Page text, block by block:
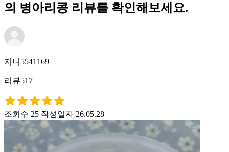
의 병아리콩 리뷰를 확인해보세요.
지니5541169
리뷰517
조회수 25 작성일자 26.05.28